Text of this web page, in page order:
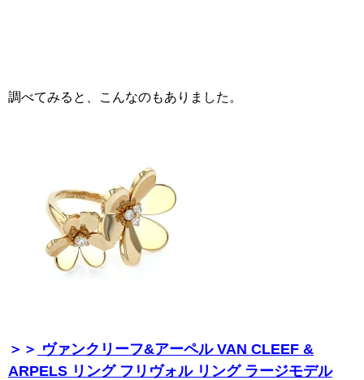
調べてみると、こんなのもありました。
＞＞ ヴァンクリーフ&アーペル VAN CLEEF &
ARPELS リング フリヴォル リング ラージモデル